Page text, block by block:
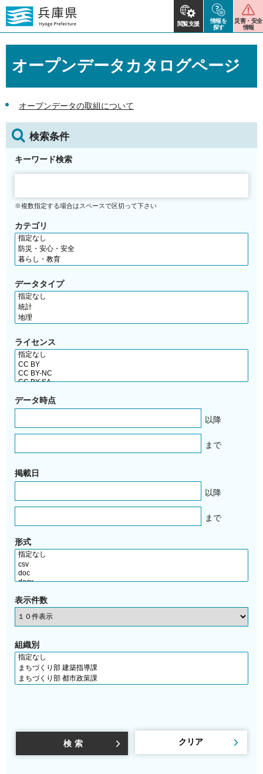
閲覧支援
情報を
探す
災害・安全
情報
オープンデータカタログページ
オープンデータの取組について
検索条件
キーワード検索
※複数指定する場合はスペースで区切って下さい
カテゴリ
データタイプ
ライセンス
データ時点
以降
まで
掲載日
以降
まで
形式
表示件数
組織別